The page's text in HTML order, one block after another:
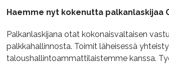
Haemme nyt kokenutta palkanlaskijaa
Palkanlaskijana otat kokonaisvaltaisen
palkkahallinnosta. Toimit läheisessä
taloushallintoammattilaistemme kanssa.